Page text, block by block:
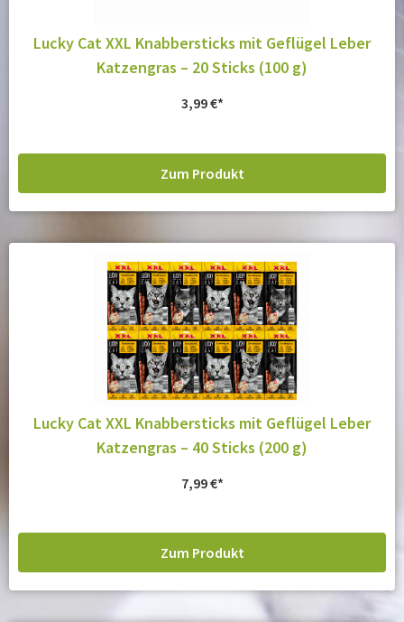
Lucky Cat XXL Knabbersticks mit Geflügel Leber
Katzengras – 20 Sticks (100 g)
3,99€
Zum Produkt
Lucky Cat XXL Knabbersticks mit Geflügel Leber
Katzengras – 40 Sticks (200 g)
7,99€
Zum Produkt